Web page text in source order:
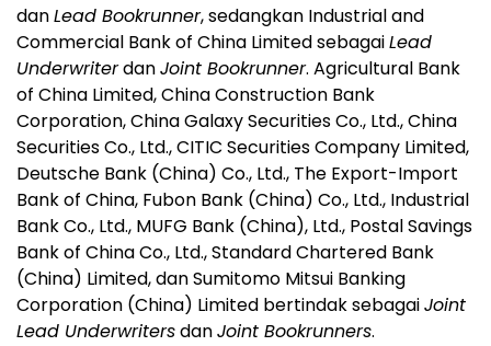
danLead Bookrunner, sedangkan Industrial and
Commercial Bank of China Limited sebagaiLead
UnderwriterdanJoint Bookrunner. Agricultural Bank
of China Limited, China Construction Bank
Corporation, China Galaxy Securities Co., Ltd., China
Securities Co., Ltd., CITIC Securities Company Limited,
Deutsche Bank (China) Co., Ltd., The Export-Import
Bank of China, Fubon Bank (China) Co., Ltd., Industrial
Bank Co., Ltd., MUFG Bank (China), Ltd., Postal Savings
Bank of China Co., Ltd., Standard Chartered Bank
(China) Limited, dan Sumitomo Mitsui Banking
Corporation (China) Limited bertindak sebagaiJoint
Lead UnderwritersdanJoint Bookrunners.